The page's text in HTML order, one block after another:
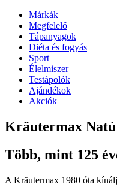
Márkák
Megfelelő
Tápanyagok
Diéta és fogyás
Sport
Élelmiszer
Testápolók
Ajándékok
Akciók
Kräutermax
Több, mint 125
A Kräutermax 1980 óta